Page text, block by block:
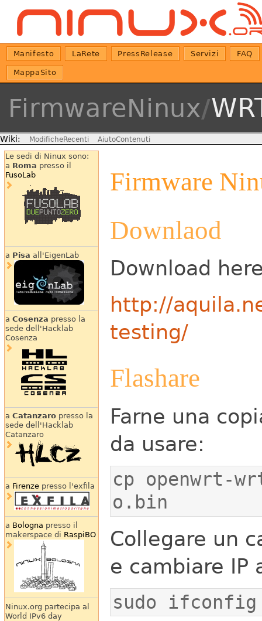
Manifesto LaRete PressRelease Servizi FAQ
MappaSito
FirmwareNinux/
Wiki: ModificheRecenti AiutoContenuti
Le sedi di Ninux sono:
a Roma presso il
FusoLab
a Pisa all'EigenLab
a Cosenza presso la
sede dell'Hacklab
Cosenza
a Catanzaropresso la
sede dell'Hacklab
Catanzaro
a Firenzepresso l'exfila
a Bologna presso il
makerspace di RaspiBO
Ninux.org partecipa al
World IPv6 day
Firmware
Downlaod
Download
http://
testing/
Flashare
Farne una
da usare:
cp openwrt-
o.bin
Collegare un
e cambiare IP
sudo ifconfig